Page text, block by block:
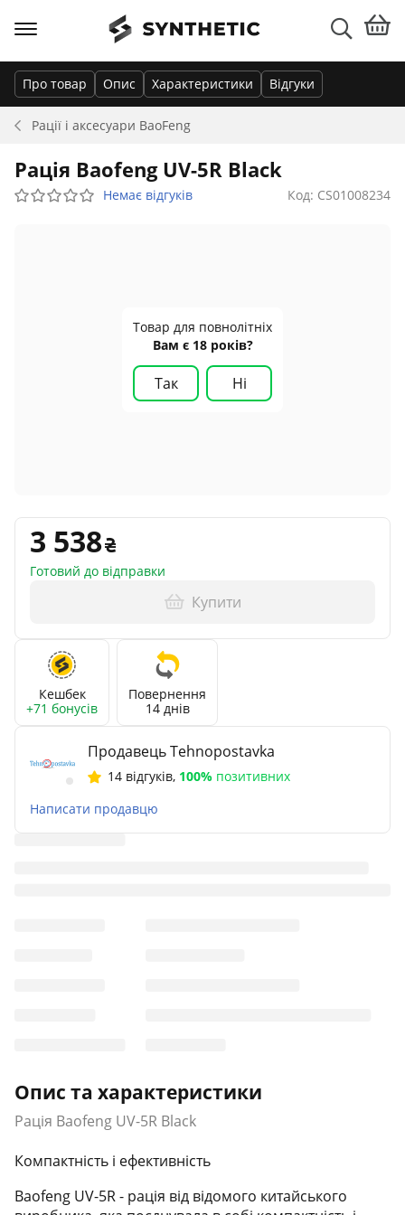
Рації і аксесуари BaoFeng
Про товар Опис Характеристики Відгуки
Рація Baofeng UV-5R Black
Немає відгуків Код: CS01008234
Товар для повнолітніх
Вам є 18 років?
Так Ні
3 538
Готовий до відправки
Купити
Кешбек
+71 бонусів
Повернення
14 днів
Продавець Tehnopostavka
14 відгуків, 100% позитивних
Написати продавцю
Опис та характеристики
Рація Baofeng UV-5R Black
Компактність і ефективність
Baofeng UV-5R - рація від відомого китайського